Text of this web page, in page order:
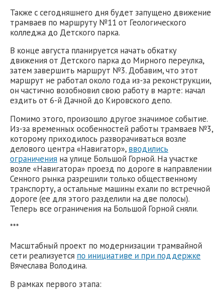
Также с сегодняшнего дня будет запущено движение
трамваев по маршруту №11 от Геологического
колледжа до Детского парка.
В конце августа планируется начать обкатку
движения от Детского парка до Мирного переулка,
затем завершить маршрут №3. Добавим, что этот
маршрут не работал около года из-за реконструкции,
он частично возобновил свою работу в марте: начал
ездить от 6-й Дачной до Кировского депо.
Помимо этого, произошло другое значимое событие.
Из-за временных особенностей работы трамваев №3,
которому приходилось разворачиваться возле
делового центра «Навигатор», вводились
ограничения на улице Большой Горной. На участке
возле «Навигатора» проезд по дороге в направлении
Сенного рынка разрешили только общественному
транспорту, а остальные машины ехали по встречной
дороге (ее для этого разделили на две полосы).
Теперь все ограничения на Большой Горной сняли.
***
Масштабный проект по модернизации трамвайной
сети реализуется по инициативе и при поддержке
Вячеслава Володина.
В рамках первого этапа: